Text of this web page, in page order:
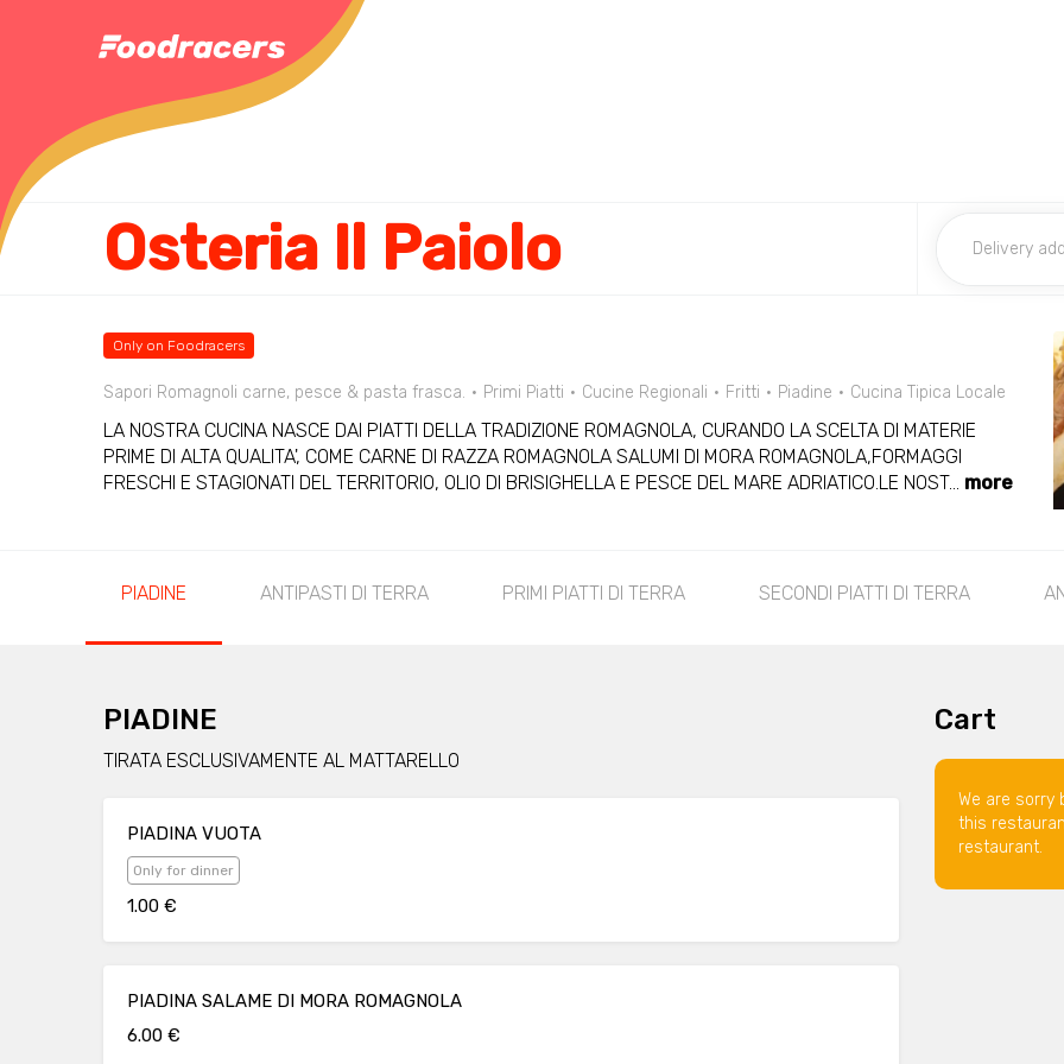
Osteria Il Paiolo
Only on Foodracers
Sapori Romagnoli carne, pesce & pasta frasca. Primi Piatti Cucine Regionali Fritti Piadine Cucina Tipica Locale
LA NOSTRA CUCINA NASCE DAI PIATTI DELLA TRADIZIONE ROMAGNOLA, CURANDO LA SCELTA DI MATERIE
PRIME DI ALTA QUALITA', COME CARNE DI RAZZA ROMAGNOLA SALUMI DI MORA ROMAGNOLA,FORMAGGI
FRESCHI E STAGIONATI DEL TERRITORIO, OLIO DI BRISIGHELLA E PESCE DEL MARE ADRIATICO.LE NOST... more
PIADINE ANTIPASTI DI TERRA PRIMI PIATTI DI TERRA SECONDI PIATTI DI TERRA
PIADINE
TIRATA ESCLUSIVAMENTE AL MATTARELLO
PIADINA VUOTA
Only for dinner
1.00 €
PIADINA SALAME DI MORA ROMAGNOLA
6.00 €
Cart
We are
this
restaurant.